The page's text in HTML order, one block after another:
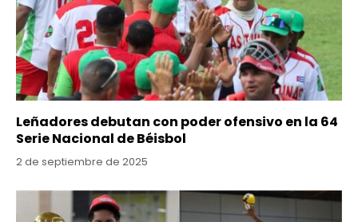
Leñadores debutan con poder ofensivo en la 64
Serie Nacional de Béisbol
2 de septiembre de 2025